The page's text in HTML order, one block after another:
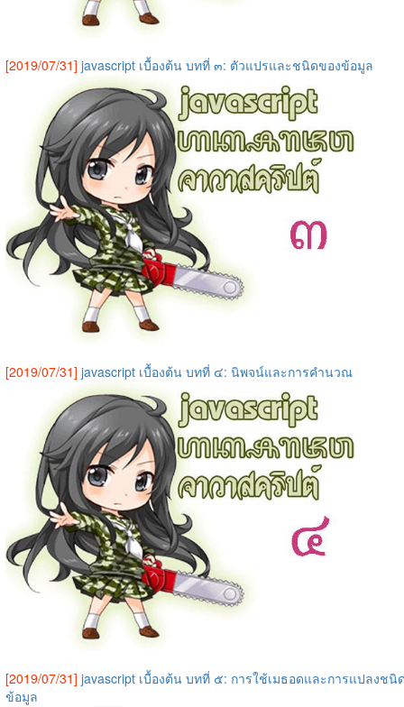
[2019/07/31] javascript เบื้องต้น บทที่ ๓: ตัวแปรและชนิดของข้อมูล
[2019/07/31] javascript เบื้องต้น บทที่ ๔: นิพจน์และการคำนวณ
[2019/07/31] javascript เบื้องต้น บทที่ ๕: การใช้เมธอดและการแปลงชนิ
ข้อมูล